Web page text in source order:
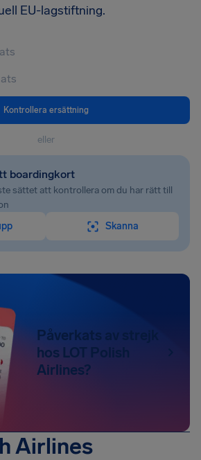
EU-lagstiftning.
Kontrollera ersättning
eller
boardingkort
sättet att kontrollera om du har rätt till
Skanna
Påverkats av strejk
hos LOT Polish
Airlines?
Airlines